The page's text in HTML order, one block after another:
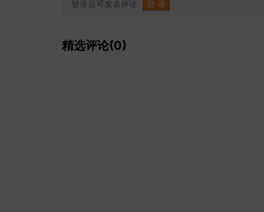
登录后可发表评论 登 录
精选评论(0)